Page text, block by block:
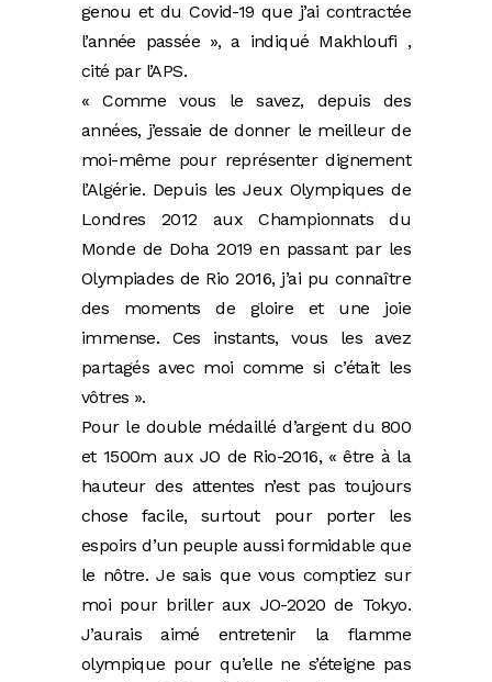
genou et du Covid-19 que j’ai contractée
l’année passée », a indiqué Makhloufi ,
cité par l’APS.
« Comme vous le savez, depuis des
années, j’essaie de donner le meilleur de
moi-même pour représenter dignement
l’Algérie. Depuis les Jeux Olympiques de
Londres 2012 aux Championnats du
Monde de Doha 2019 en passant par les
Olympiades de Rio 2016, j’ai pu connaître
des moments de gloire et une joie
immense. Ces instants, vous les avez
partagés avec moi comme si c’était les
vôtres ».
Pour le double médaillé d’argent du 800
et 1500m aux JO de Rio-2016, « être à la
hauteur des attentes n’est pas toujours
chose facile, surtout pour porter les
espoirs d’un peuple aussi formidable que
le nôtre. Je sais que vous comptiez sur
moi pour briller aux JO-2020 de Tokyo.
J’aurais aimé entretenir la flamme
olympique pour qu’elle ne s’éteigne pas